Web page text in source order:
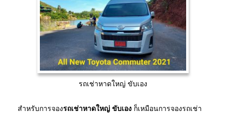
รถเช่าหาดใหญ่ ขับเอง
สำหรับการจองรถเช่าหาดใหญ่ ขับเอง ก็เหมือนการจองรถเช่า